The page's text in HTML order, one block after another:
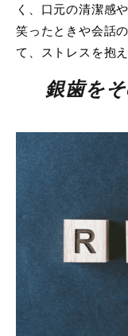
く、口元の清潔感
笑ったときや会話
て、ストレスを抱
銀歯を